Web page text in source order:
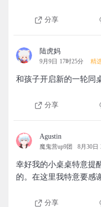
分享
陆虎妈
9月9日 17时25分 精
和孩子开启新的一轮同
分享
Agustin
魔鬼营up9团 8月30日
幸好我的小桌桌特意提
的。在这里我特意要感
分享